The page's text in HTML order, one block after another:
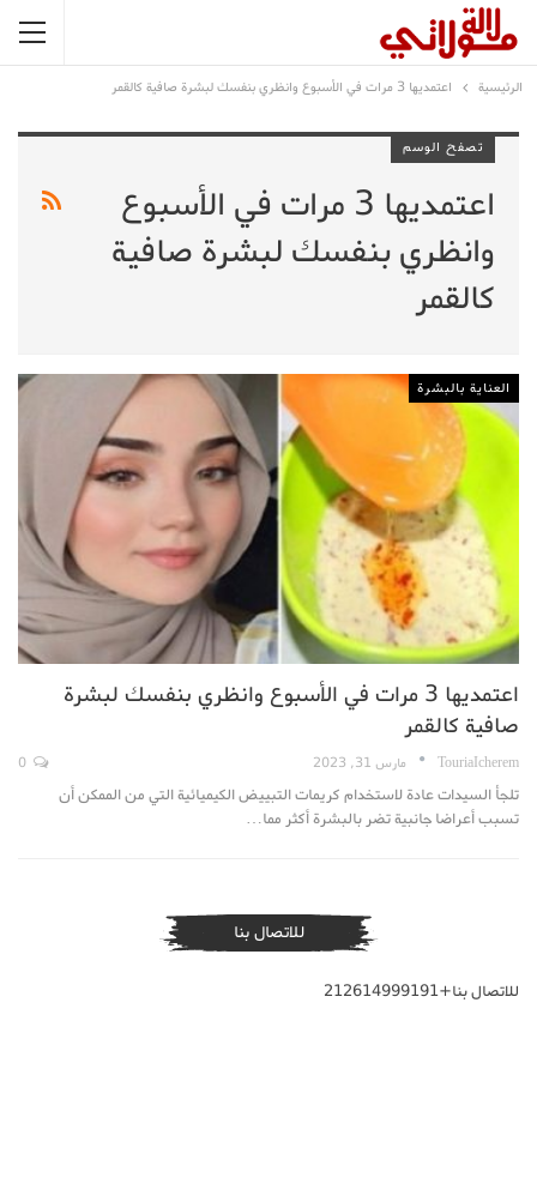
الرئيسية اعتمديها 3 مرات في الأسبوع وانظري بنفسك لبشرة صافية كالقمر
تصفح الوسم
اعتمديها 3 مرات في الأسبوع
وانظري بنفسك لبشرة صافية
كالقمر
العناية بالبشرة
اعتمديها 3 مرات في الأسبوع وانظري بنفسك لبشرة
صافية كالقمر
TouriaIcherem مارس 31, 2023
تلجأ السيدات عادة لاستخدام كريمات التبييض الكيميائية التي من الممكن أن
تسبب أعراضا جانبية تضر بالبشرة أكثر مما…
للاتصال بنا
للاتصال بنا+212614999191